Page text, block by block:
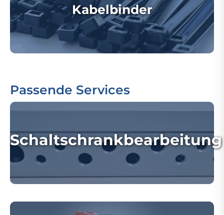
Kabelbinder
Passende Services
Schaltschrankbearbeitung